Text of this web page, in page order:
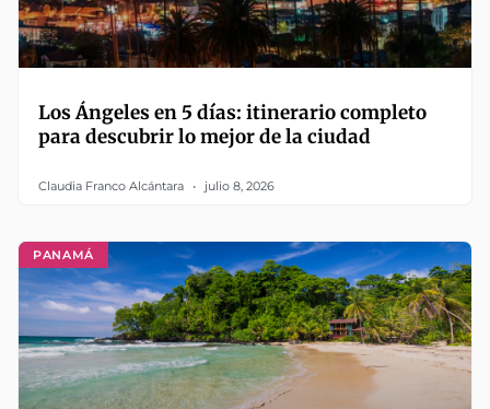
Los Ángeles en 5 días: itinerario completo
para descubrir lo mejor de la ciudad
Claudia Franco Alcántara julio 8, 2026
PANAMÁ